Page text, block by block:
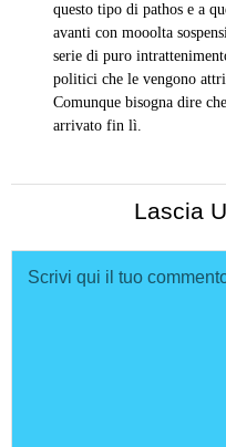
questo tipo di pathos e a
avanti con mooolta
serie di puro
politici che le vengono
Comunque bisogna dire
arrivato fin lì.
Lascia